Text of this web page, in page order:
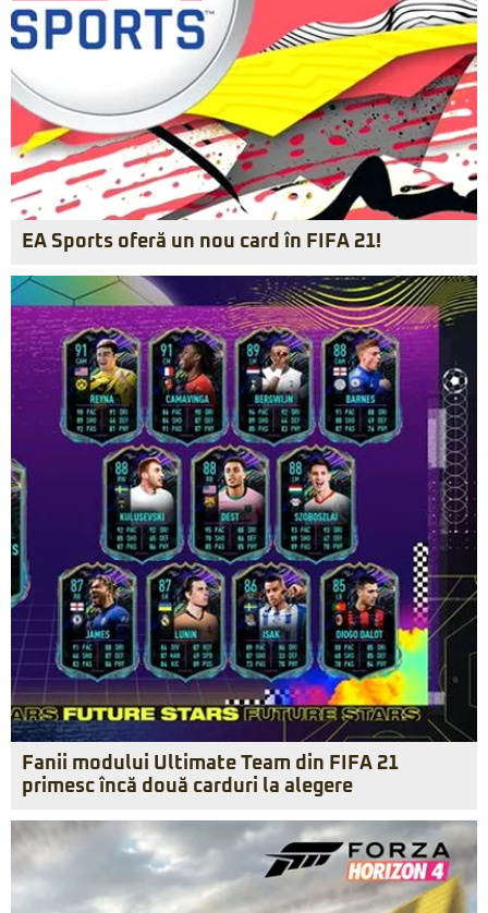
EA Sports oferă un nou card în FIFA 21!
Fanii modului Ultimate Team din FIFA 21
primesc încă două carduri la alegere